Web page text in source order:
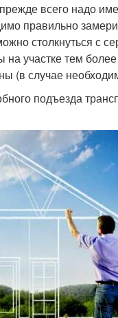
всего надо
правильно
столкнуться с
участке тем
(в случае
подъезда